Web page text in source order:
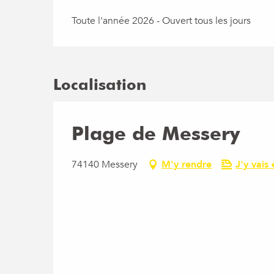
Toute l'année 2026 - Ouvert tous les jours
Localisation
Plage de Messery
74140 Messery M'y rendre J'y vais